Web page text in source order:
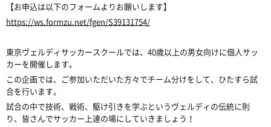
【お申込は以下のフォームよりお願いします】
https://ws.formzu.net/fgen/S39131754/
東京ヴェルディサッカースクールでは、40歳以上の男女向けに個人サッ
カーを開催します。
この企画では、ご参加いただいた方々でチーム分けをして、ひたすら試
合を行います。
試合の中で技術、戦術、駆け引きを学ぶというヴェルディの伝統に則
り、皆さんでサッカー上達の場にしていきましょう！